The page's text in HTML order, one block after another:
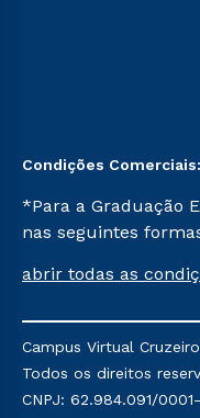
Condições Comerciais:
*Para a Graduação
nas seguintes
Já para as demais,
mencionadas são
Religioso, Geografia
do Ensino de
abrir todas as
Campus Virtual
Todos os direitos
CNPJ: 62.984.091/